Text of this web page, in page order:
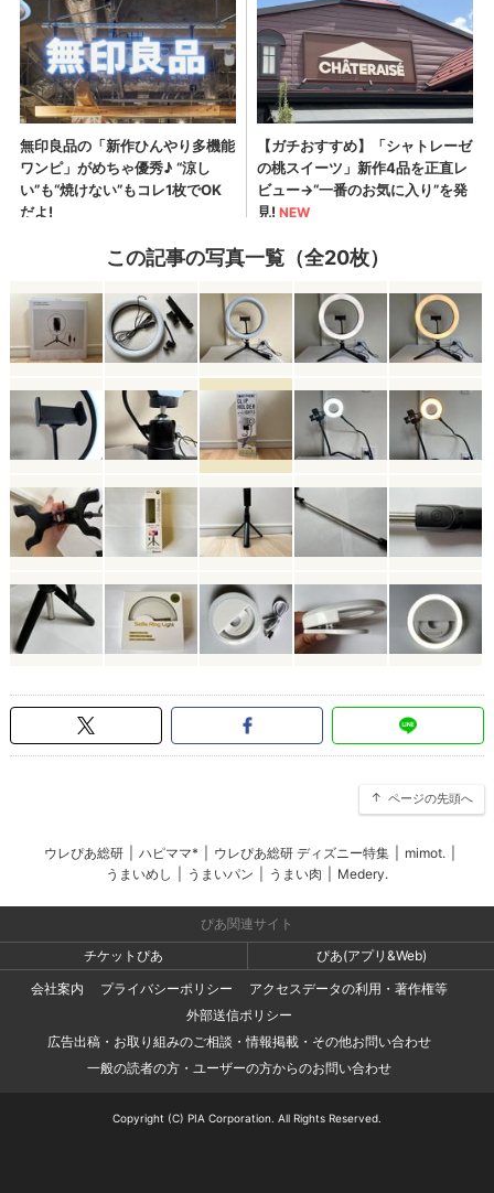
この記事の写真一覧（全20枚）
ページの先頭へ
ウレぴあ総研 ハピママ* ウレぴあ総研 ディズニー特集 mimot.
うまいめし
うまいパン うまい肉 Medery.
ぴあ関連サイト
チケットぴあ
ぴあ(アプリ&Web)
会社案内
プライバシーポリシー
アクセスデータの利用・著作権等
外部送信ポリシー
広告出稿・お取り組みのご相談・情報掲載・その他お問い合わせ
一般の読者の方・ユーザーの方からのお問い合わせ
Copyright (C) PIA Corporation. All Rights Reserved.